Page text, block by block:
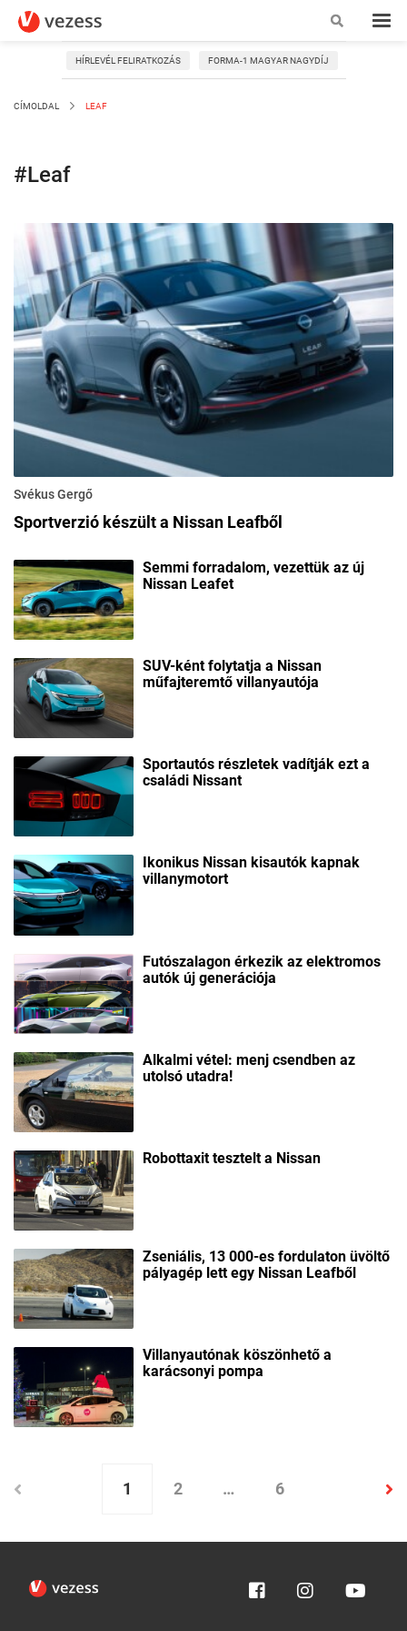
HÍRLEVÉL FELIRATKOZÁS FORMA-1 MAGYAR NAGYDÍJ
CÍMOLDAL LEAF
#Leaf
Svékus Gergő
Sportverzió készült a Nissan Leafből
Semmi forradalom, vezettük az új
Nissan Leafet
SUV-ként folytatja a Nissan
műfajteremtő villanyautója
Sportautós részletek vadítják ezt a
családi Nissant
Ikonikus Nissan kisautók kapnak
villanymotort
Futószalagon érkezik az elektromos
autók új generációja
Alkalmi vétel: menj csendben az
utolsó utadra!
Robottaxit tesztelt a Nissan
Zseniális, 13 000-es fordulaton üvöltő
pályagép lett egy Nissan Leafből
Villanyautónak köszönhető a
karácsonyi pompa
1 2 … 6